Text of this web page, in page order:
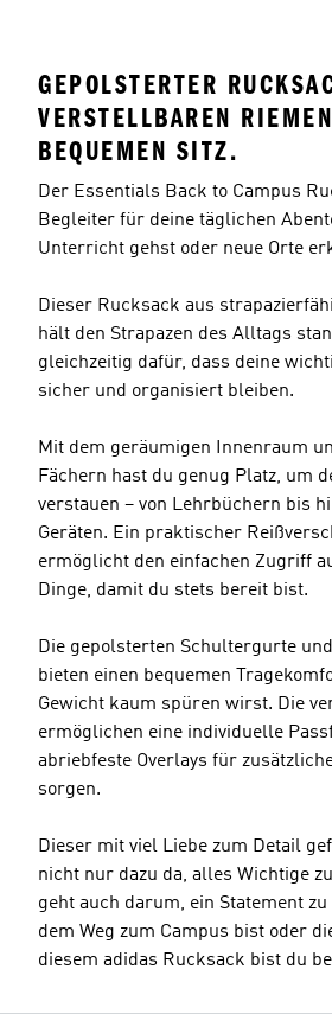
GEPOLSTERTER
VERSTELLBAREN
BEQUEMEN SITZ.
Der Essentials Back to Campus
Begleiter für deine täglichen
Unterricht gehst oder neue Orte
Dieser Rucksack aus
hält den Strapazen des Alltags
gleichzeitig dafür, dass deine
sicher und organisiert bleiben.
Mit dem geräumigen Innenraum
Fächern hast du genug Platz, um
verstauen – von Lehrbüchern bis
Geräten. Ein praktischer
ermöglicht den einfachen Zugriff
Dinge, damit du stets bereit bist.
Die gepolsterten Schultergurte
bieten einen bequemen
Gewicht kaum spüren wirst. Die
ermöglichen eine individuelle
abriebfeste Overlays für
sorgen.
Dieser mit viel Liebe zum Detail
nicht nur dazu da, alles Wichtige
geht auch darum, ein Statement
dem Weg zum Campus bist oder
diesem adidas Rucksack bist du